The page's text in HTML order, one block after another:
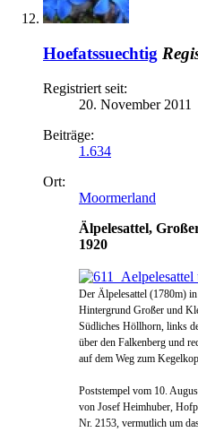
Hoefatssuechtig
Registriert seit:
20. November 2011
Beiträge:
1.634
Ort:
Moormerland
Älpelesattel,
1920
Der Älpelesattel (1780m)
Hintergrund Großer und
Südliches Höllhorn, links
über den Falkenberg und
auf dem Weg zum
Poststempel vom 10.
von Josef Heimhuber,
Nr. 2153, vermutlich um